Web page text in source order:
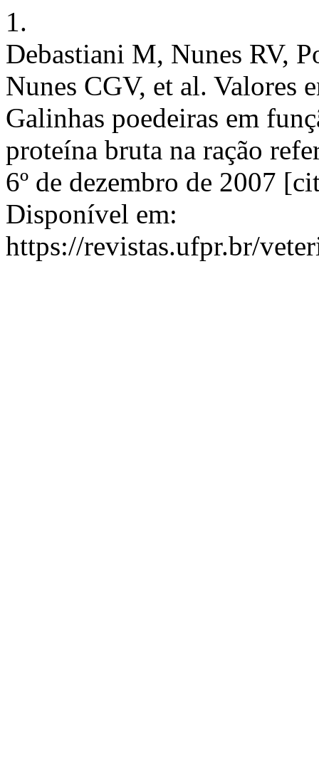
1.
Debastiani M, Nunes RV,
Nunes CGV, et al. Valores
Galinhas poedeiras em
proteína bruta na ração
6º de dezembro de 2007
Disponível em:
https://revistas.ufpr.br/